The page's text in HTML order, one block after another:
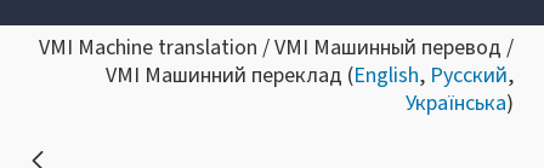
VMI Machine translation / VMI Машинный перевод /
VMI Машинний переклад (English, Русский,
Українська)